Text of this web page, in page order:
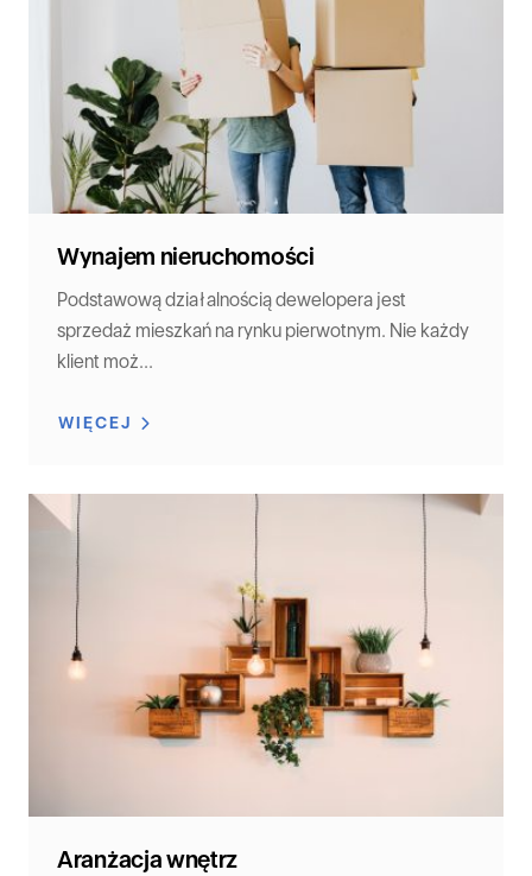
Wynajem nieruchomości
Podstawową działalnością dewelopera jest
sprzedaż mieszkań na rynku pierwotnym. Nie każdy
klient moż...
WIĘCEJ
Aranżacja wnętrz